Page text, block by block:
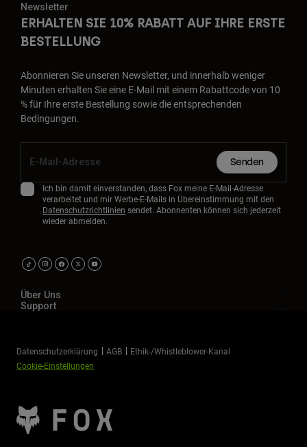
Newsletter
ERHALTEN SIE 10% RABATT AUF IHRE ERSTE
BESTELLUNG
Abonnieren Sie unseren Newsletter, und innerhalb weniger
Minuten erhalten Sie eine E-Mail mit einem Rabattcode von 10
% für Ihre erste Bestellung sowie die entsprechenden
Bedingungen.
Senden
Ich bin damit einverstanden, dass Fox meine E-Mail-Adresse
verarbeitet und mir Werbe-E-Mails in Übereinstimmung mit den
Datenschutzrichtlinien sendet. Abonnenten können sich jederzeit
wieder abmelden.
Über Uns
Support
Datenschutzerklärung AGB
Ethik-/Whistleblower-Kanal
Cookie-Einstellungen